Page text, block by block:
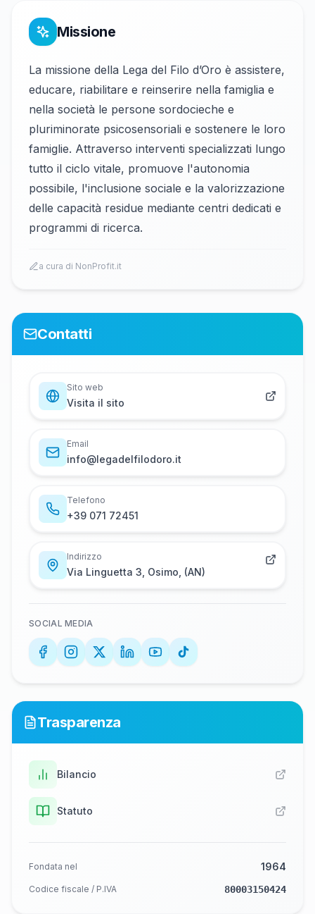
Missione
La missione della Lega del Filo d’Oro è assistere,
educare, riabilitare e reinserire nella famiglia e
nella società le persone sordocieche e
pluriminorate psicosensoriali e sostenere le loro
famiglie. Attraverso interventi specializzati lungo
tutto il ciclo vitale, promuove l'autonomia
possibile, l'inclusione sociale e la valorizzazione
delle capacità residue mediante centri dedicati e
programmi di ricerca.
a cura di NonProfit.it
Contatti
Sito web
Visita il sito
Email
i​n​f​o​@​l​e​g​a​d​e​l​f​i​l​o​d​o​r​o​.​i​t
Telefono
+​3​9​ ​0​7​1​ ​7​2​4​5​1
Indirizzo
Via Linguetta 3, Osimo, (AN)
SOCIAL MEDIA
Trasparenza
Bilancio
Statuto
Fondata nel 1964
Codice fiscale / P.IVA 80003150424